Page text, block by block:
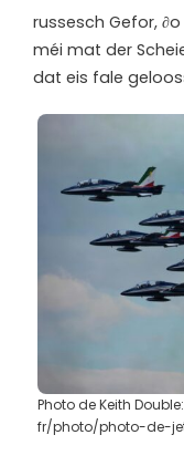
russesch Gefor,
méi mat der
dat eis fale
Photo de Keith
fr/photo/photo-de-